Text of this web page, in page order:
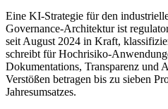
Eine KI-Strategie für den
Governance-Architektur ist
seit August 2024 in Kraft,
schreibt für Hochrisiko-
Dokumentations, Transparenz und
Verstößen betragen bis zu sieben
Jahresumsatzes.